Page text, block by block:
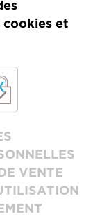
cookies et
VENTE